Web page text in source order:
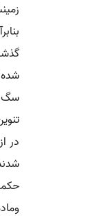
شده
سگ
در